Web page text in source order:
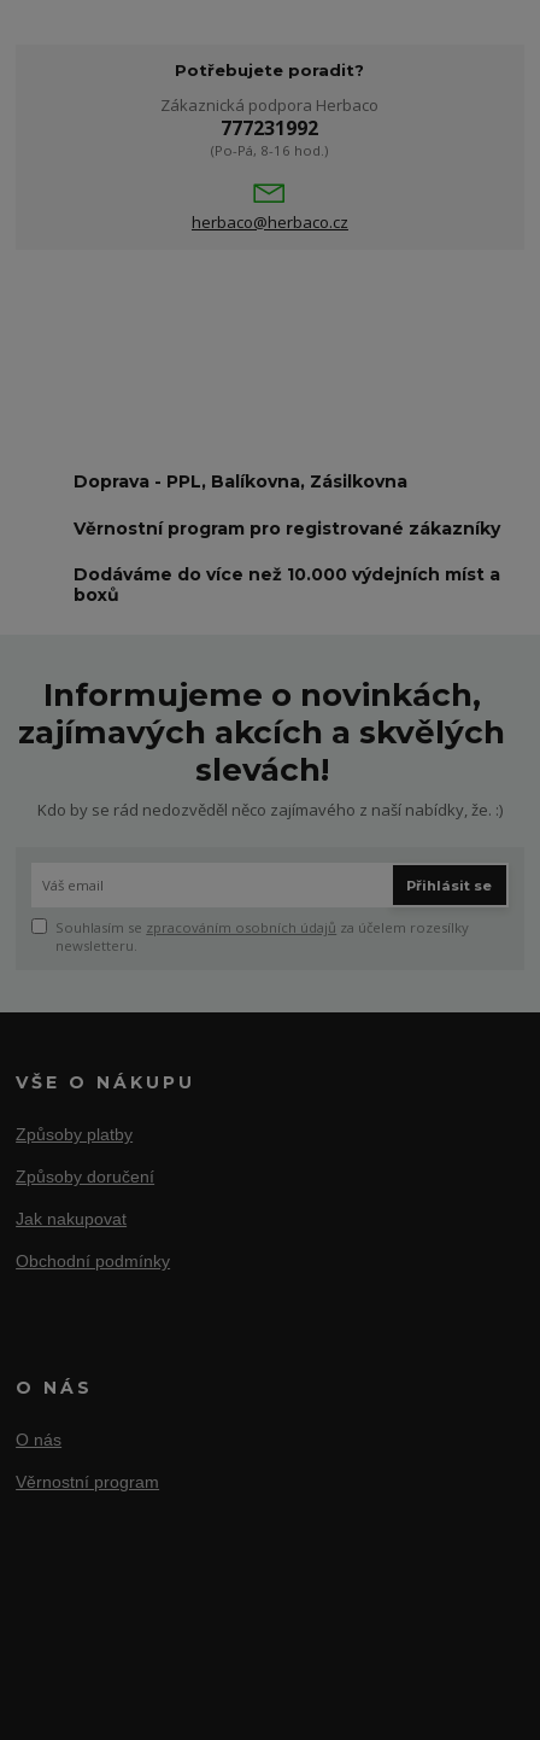
Potřebujete poradit?
Zákaznická podpora Herbaco
777231992
(Po-Pá, 8-16 hod.)
herbaco@herbaco.cz
Doprava - PPL, Balíkovna, Zásilkovna
Věrnostní program pro registrované zákazníky
Dodáváme do více než 10.000 výdejních míst a
boxů
Informujeme o novinkách,
zajímavých akcích a skvělých
slevách!
Kdo by se rád nedozvěděl něco zajímavého z naší nabídky, že. :)
Přihlásit se
Souhlasím se zpracováním osobních údajů za účelem rozesílky
newsletteru.
VŠE O NÁKUPU
Způsoby platby
Způsoby doručení
Jak nakupovat
Obchodní podmínky
O NÁS
O nás
Věrnostní program